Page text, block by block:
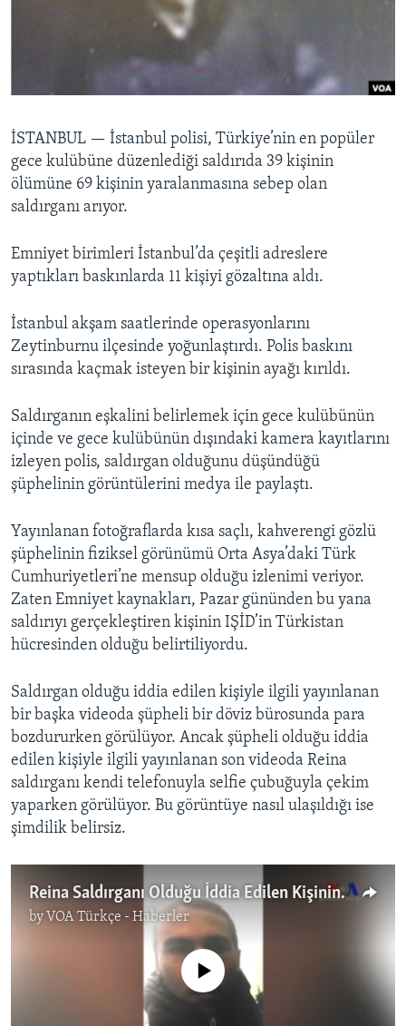
Diller
İSTANBUL — İstanbul polisi, Türkiye’nin en popüler
gece kulübüne düzenlediği saldırıda 39 kişinin
ölümüne 69 kişinin yaralanmasına sebep olan
saldırganı arıyor.
Emniyet birimleri İstanbul’da çeşitli adreslere
yaptıkları baskınlarda 11 kişiyi gözaltına aldı.
İstanbul akşam saatlerinde operasyonlarını
Zeytinburnu ilçesinde yoğunlaştırdı. Polis baskını
sırasında kaçmak isteyen bir kişinin ayağı kırıldı.
Saldırganın eşkalini belirlemek için gece kulübünün
içinde ve gece kulübünün dışındaki kamera kayıtlarını
izleyen polis, saldırgan olduğunu düşündüğü
şüphelinin görüntülerini medya ile paylaştı.
Yayınlanan fotoğraflarda kısa saçlı, kahverengi gözlü
şüphelinin fiziksel görünümü Orta Asya’daki Türk
Cumhuriyetleri’ne mensup olduğu izlenimi veriyor.
Zaten Emniyet kaynakları, Pazar gününden bu yana
saldırıyı gerçekleştiren kişinin IŞİD’in Türkistan
hücresinden olduğu belirtiliyordu.
Saldırgan olduğu iddia edilen kişiyle ilgili yayınlanan
bir başka videoda şüpheli bir döviz bürosunda para
bozdururken görülüyor. Ancak şüpheli olduğu iddia
edilen kişiyle ilgili yayınlanan son videoda Reina
saldırganı kendi telefonuyla selfie çubuğuyla çekim
yaparken görülüyor. Bu görüntüye nasıl ulaşıldığı ise
şimdilik belirsiz.
Reina Saldırganı Olduğu İddia Edilen Kişinin Görüntüleri Paylaşıldı
byVOA Türkçe - Haberler
No media source currently available